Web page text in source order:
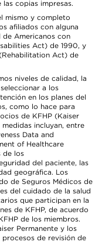
copias impresas.
mismo y completo
afiliados con alguna
Americanos con
Act) de 1990, y
Act) de
niveles de calidad, la
a los
en los planes del
como lo hace para
de KFHP (Kaiser
incluyan, entre
Data and
of Healthcare
de los
del paciente, las
geográfica. Los
de Seguros Médicos de
del cuidado de la salud
que participan en la
de KFHP, de acuerdo
de los miembros.
Permanente y los
de revisión de